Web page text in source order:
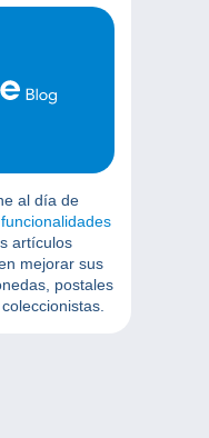
al día de
funcionalidades
artículos
mejorar sus
postales